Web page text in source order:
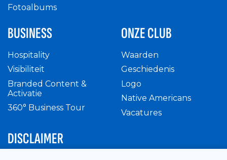
Fotoalbums
BUSINESS
Hospitality
Visibiliteit
Branded Content &
Activatie
360° Business Tour
ONZE CLUB
Waarden
Geschiedenis
Logo
Native Americans
Vacatures
DISCLAIMER